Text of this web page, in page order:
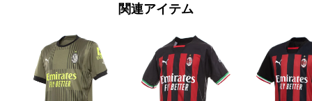
関連アイテム